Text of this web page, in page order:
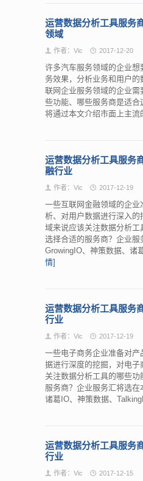
运营数据分析工具服务
领域
作者：Vic 2017-12-20
许多汽车服务领域的企业
务效果，分析业务和用户
联网企业服务领域的企业
些功能、哪些服务商是适
将通过本文介绍市面上主流
运营数据分析工具服务
融行业
作者：Vic 2017-12-19
一些互联网金融领域的企
析、对用户数据进行深入
域来说应该关注数据分析
选择合适的服务商？企业服
GrowingIO、神策数据、诸
情]
运营数据分析工具服务
行业
作者：Vic 2017-12-19
一些电子商务企业准备对
据进行深度的挖掘，对电
关注数据分析工具的哪些
服务商？企业服务汇将选在
诸葛IO、神策数据、
运营数据分析工具服务
行业
作者：Vic 2017-12-15